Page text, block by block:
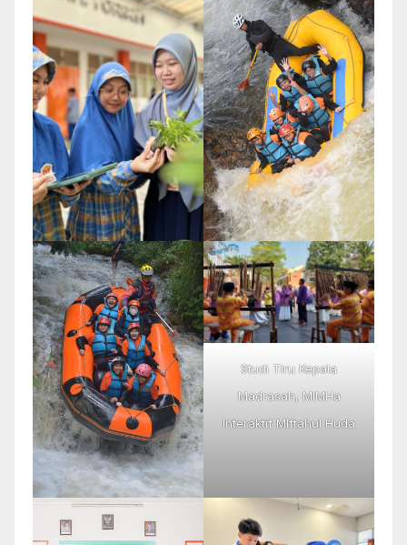
Studi Tiru Kepala
Madrasah, MIMHa
Interaktif MIftahul Huda